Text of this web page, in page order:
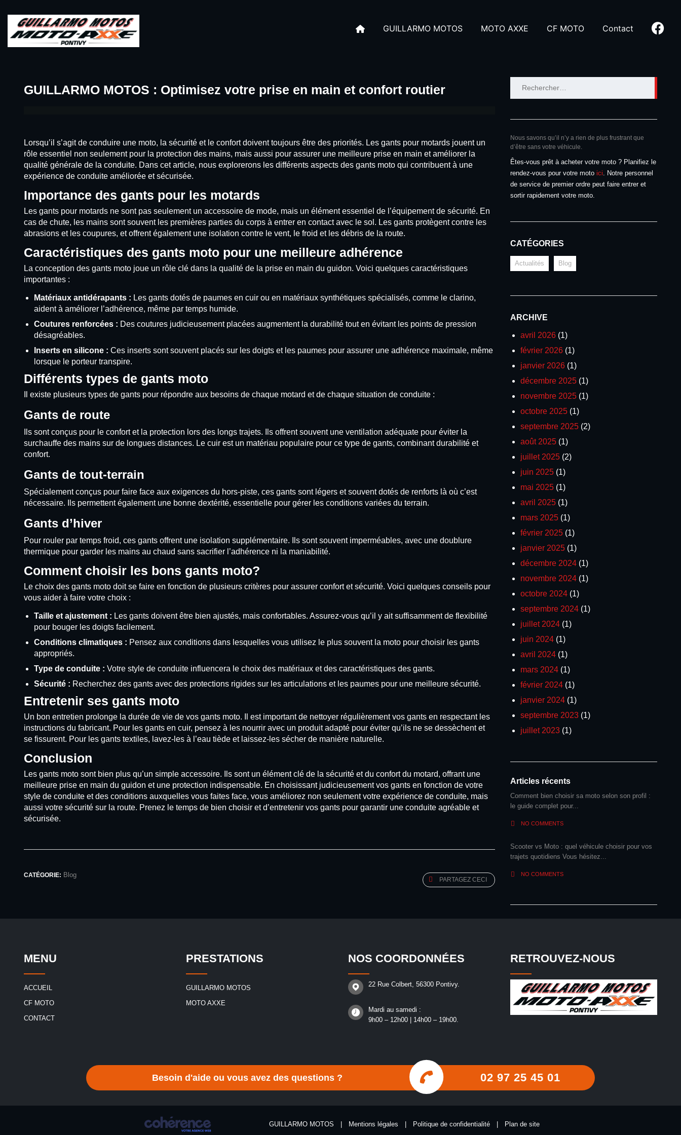
GUILLARMO MOTOS MOTO AXXE CF MOTO Contact
GUILLARMO MOTOS : Optimisez votre prise en main et confort routier
Lorsqu’il s’agit de conduire une moto, la sécurité et le confort doivent toujours être des priorités. Les gants pour motards jouent un
rôle essentiel non seulement pour la protection des mains, mais aussi pour assurer une meilleure prise en main et améliorer la
qualité générale de la conduite. Dans cet article, nous explorerons les différents aspects des gants moto qui contribuent à une
expérience de conduite améliorée et sécurisée.
Importance des gants pour les motards
Les gants pour motards ne sont pas seulement un accessoire de mode, mais un élément essentiel de l’équipement de sécurité. En
cas de chute, les mains sont souvent les premières parties du corps à entrer en contact avec le sol. Les gants protègent contre les
abrasions et les coupures, et offrent également une isolation contre le vent, le froid et les débris de la route.
Caractéristiques des gants moto pour une meilleure adhérence
La conception des gants moto joue un rôle clé dans la qualité de la prise en main du guidon. Voici quelques caractéristiques
importantes :
Matériaux antidérapants : Les gants dotés de paumes en cuir ou en matériaux synthétiques spécialisés, comme le clarino,
aident à améliorer l’adhérence, même par temps humide.
Coutures renforcées : Des coutures judicieusement placées augmentent la durabilité tout en évitant les points de pression
désagréables.
Inserts en silicone : Ces inserts sont souvent placés sur les doigts et les paumes pour assurer une adhérence maximale, même
lorsque le porteur transpire.
Différents types de gants moto
Il existe plusieurs types de gants pour répondre aux besoins de chaque motard et de chaque situation de conduite :
Gants de route
Ils sont conçus pour le confort et la protection lors des longs trajets. Ils offrent souvent une ventilation adéquate pour éviter la
surchauffe des mains sur de longues distances. Le cuir est un matériau populaire pour ce type de gants, combinant durabilité et
confort.
Gants de tout-terrain
Spécialement conçus pour faire face aux exigences du hors-piste, ces gants sont légers et souvent dotés de renforts là où c’est
nécessaire. Ils permettent également une bonne dextérité, essentielle pour gérer les conditions variées du terrain.
Gants d’hiver
Pour rouler par temps froid, ces gants offrent une isolation supplémentaire. Ils sont souvent imperméables, avec une doublure
thermique pour garder les mains au chaud sans sacrifier l’adhérence ni la maniabilité.
Comment choisir les bons gants moto?
Le choix des gants moto doit se faire en fonction de plusieurs critères pour assurer confort et sécurité. Voici quelques conseils pour
vous aider à faire votre choix :
Taille et ajustement : Les gants doivent être bien ajustés, mais confortables. Assurez-vous qu’il y ait suffisamment de flexibilité
pour bouger les doigts facilement.
Conditions climatiques : Pensez aux conditions dans lesquelles vous utilisez le plus souvent la moto pour choisir les gants
appropriés.
Type de conduite : Votre style de conduite influencera le choix des matériaux et des caractéristiques des gants.
Sécurité : Recherchez des gants avec des protections rigides sur les articulations et les paumes pour une meilleure sécurité.
Entretenir ses gants moto
Un bon entretien prolonge la durée de vie de vos gants moto. Il est important de nettoyer régulièrement vos gants en respectant les
instructions du fabricant. Pour les gants en cuir, pensez à les nourrir avec un produit adapté pour éviter qu’ils ne se dessèchent et
se fissurent. Pour les gants textiles, lavez-les à l’eau tiède et laissez-les sécher de manière naturelle.
Conclusion
Les gants moto sont bien plus qu’un simple accessoire. Ils sont un élément clé de la sécurité et du confort du motard, offrant une
meilleure prise en main du guidon et une protection indispensable. En choisissant judicieusement vos gants en fonction de votre
style de conduite et des conditions auxquelles vous faites face, vous améliorez non seulement votre expérience de conduite, mais
aussi votre sécurité sur la route. Prenez le temps de bien choisir et d’entretenir vos gants pour garantir une conduite agréable et
sécurisée.
CATÉGORIE: Blog
PARTAGEZ CECI
Nous savons qu’il n’y a rien de plus frustrant que
d’être sans votre véhicule.
Êtes-vous prêt à acheter votre moto ? Planifiez le
rendez-vous pour votre moto ici . Notre personnel
de service de premier ordre peut faire entrer et
sortir rapidement votre moto.
CATÉGORIES
Actualités Blog
ARCHIVE
avril 2026 (1)
février 2026 (1)
janvier 2026 (1)
décembre 2025 (1)
novembre 2025 (1)
octobre 2025 (1)
septembre 2025 (2)
août 2025 (1)
juillet 2025 (2)
juin 2025 (1)
mai 2025 (1)
avril 2025 (1)
mars 2025 (1)
février 2025 (1)
janvier 2025 (1)
décembre 2024 (1)
novembre 2024 (1)
octobre 2024 (1)
septembre 2024 (1)
juillet 2024 (1)
juin 2024 (1)
avril 2024 (1)
mars 2024 (1)
février 2024 (1)
janvier 2024 (1)
septembre 2023 (1)
juillet 2023 (1)
Articles récents
Comment bien choisir sa moto selon son profil :
le guide complet pour...
NO COMMENTS
Scooter vs Moto : quel véhicule choisir pour vos
trajets quotidiens Vous hésitez...
NO COMMENTS
MENU
ACCUEIL
CF MOTO
CONTACT
PRESTATIONS
GUILLARMO MOTOS
MOTO AXXE
NOS COORDONNÉES
22 Rue Colbert, 56300 Pontivy.
Mardi au samedi :
9h00 – 12h00 | 14h00 – 19h00.
RETROUVEZ-NOUS
Besoin d'aide ou vous avez des questions ? 02 97 25 45 01
GUILLARMO MOTOS | Mentions légales | Politique de confidentialité | Plan de site